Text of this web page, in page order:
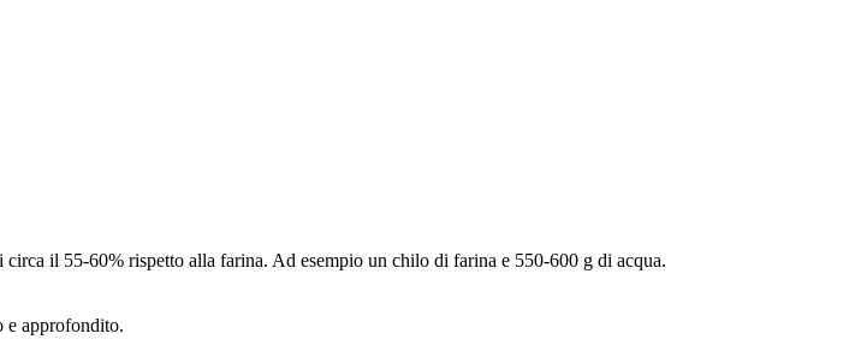
il 55-60% rispetto alla farina. Ad esempio un chilo di farina e 550-600 g di acqua.
e approfondito.